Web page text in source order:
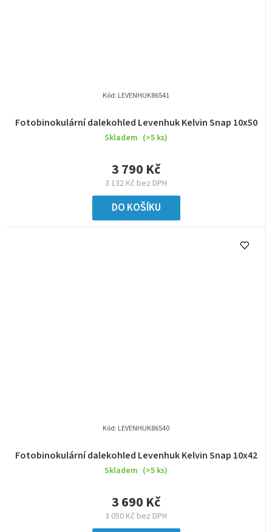
Fotobinokulární dalekohled Levenhuk Kelvin Snap 10x50
Skladem (>5 ks)
3 132 Kč bez DPH
3 790 Kč
DO KOŠÍKU
Kód: LEVENHUK86541
Fotobinokulární dalekohled Levenhuk Kelvin Snap 10x42
Skladem (>5 ks)
3 050 Kč bez DPH
3 690 Kč
Kód: LEVENHUK86540